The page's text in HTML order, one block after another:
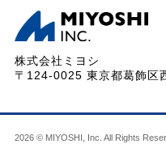
株式会社ミヨシ
〒124-0025 東京都葛飾区
2026 © MIYOSHI, Inc. All Rights